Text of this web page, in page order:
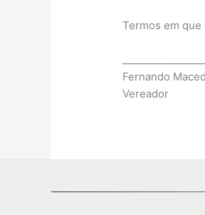
Termos em
Fernando
Vereador